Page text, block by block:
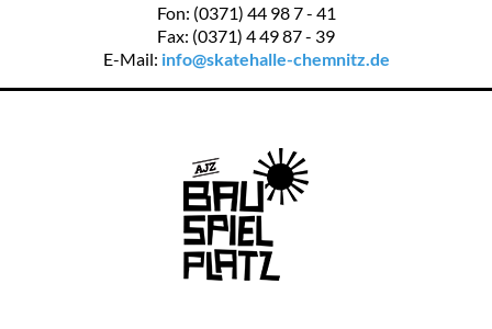
Fon: (0371) 44 98 7 - 41
Fax: (0371) 4 49 87 - 39
E-Mail: info@skatehalle-chemnitz.de